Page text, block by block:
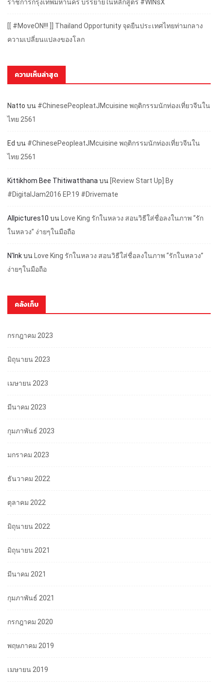
ราชการกรุงเทพมหานคร บรรยายในหลักสูตร #WINsX
[[ #MoveON!!! ]] Thailand Opportunity จุดยืนประเทศไทยท่ามกลาง
ความเปลี่ยนแปลงของโลก
ความเห็นล่าสุด
Natto บน #ChinesePeopleatJMcuisine พฤติกรรมนักท่องเที่ยวจีนใน
ไทย 2561
Ed บน #ChinesePeopleatJMcuisine พฤติกรรมนักท่องเที่ยวจีนใน
ไทย 2561
Kittikhom Bee Thitiwatthana บน [Review Start Up] By
#DigitalJam2016 EP.19 #Drivemate
Allpictures10 บน
Love King รักในหลวง สอนวิธีใส่ชื่อลงในภาพ “รัก
ในหลวง” ง่ายๆในมือถือ
N'Inkบน
Love King รักในหลวง สอนวิธีใส่ชื่อลงในภาพ “รักในหลวง”
ง่ายๆในมือถือ
คลังเก็บ
กรกฎาคม 2023
มิถุนายน 2023
เมษายน 2023
มีนาคม 2023
กุมภาพันธ์ 2023
มกราคม 2023
ธันวาคม 2022
ตุลาคม 2022
มิถุนายน 2022
มิถุนายน 2021
มีนาคม 2021
กุมภาพันธ์ 2021
กรกฎาคม 2020
พฤษภาคม 2019
เมษายน 2019